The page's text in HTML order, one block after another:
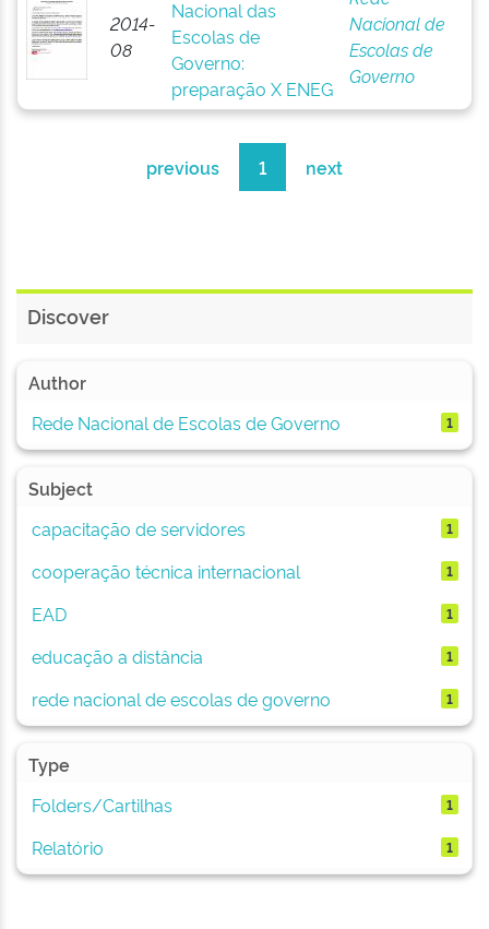
2014-
08
Nacional das
Escolas de
Governo:
preparação X ENEG
Nacional de
Escolas de
Governo
previous 1 next
Discover
Author
Rede Nacional de Escolas de Governo
1
Subject
capacitação de servidores
1
cooperação técnica internacional 1
EAD 1
educação a distância 1
rede nacional de escolas de governo 1
Type
Folders/Cartilhas
1
Relatório 1